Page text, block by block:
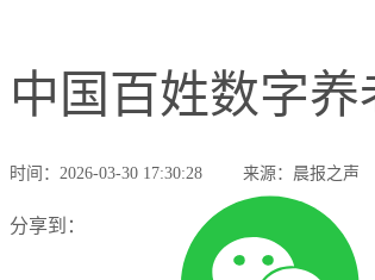
中国百姓数字
时间：2026-03-30 17:30:28 来源：晨报之声
分享到：